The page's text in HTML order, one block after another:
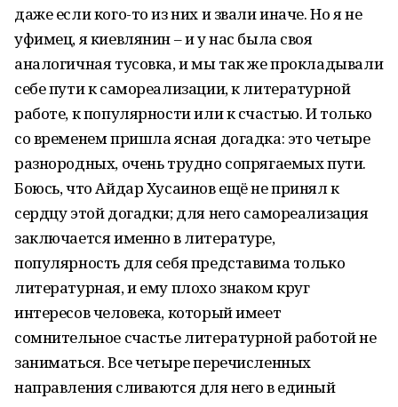
даже если кого-то из них и звали иначе. Но я не
уфимец, я киевлянин – и у нас была своя
аналогичная тусовка, и мы так же прокладывали
себе пути к самореализации, к литературной
работе, к популярности или к счастью. И только
со временем пришла ясная догадка: это четыре
разнородных, очень трудно сопрягаемых пути.
Боюсь, что Айдар Хусаинов ещё не принял к
сердцу этой догадки; для него самореализация
заключается именно в литературе,
популярность для себя представима только
литературная, и ему плохо знаком круг
интересов человека, который имеет
сомнительное счастье литературной работой не
заниматься. Все четыре перечисленных
направления сливаются для него в единый